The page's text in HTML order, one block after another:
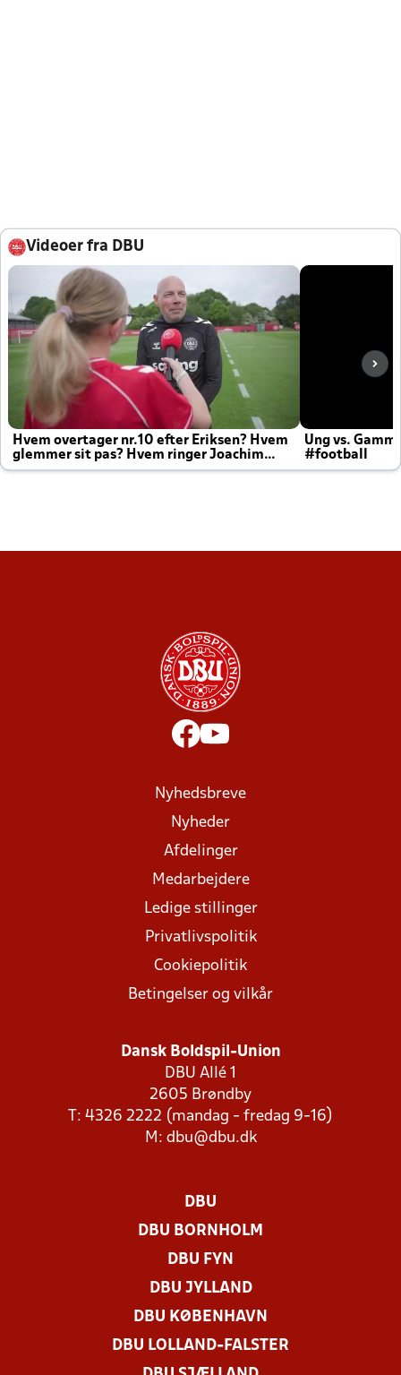
Videoer fra DBU
Hvem overtager nr.10 efter Eriksen? Hvem
glemmer sit pas? Hvem ringer Joachim
altid til efter kampe?
Ung vs.
#football
Nyhedsbreve
Nyheder
Afdelinger
Medarbejdere
Ledige stillinger
Privatlivspolitik
Cookiepolitik
Betingelser og vilkår
Dansk Boldspil-Union
DBU Allé 1
2605 Brøndby
T: 4326 2222 (mandag - fredag 9-16)
M: dbu@dbu.dk
DBU
DBU BORNHOLM
DBU FYN
DBU JYLLAND
DBU KØBENHAVN
DBU LOLLAND-FALSTER